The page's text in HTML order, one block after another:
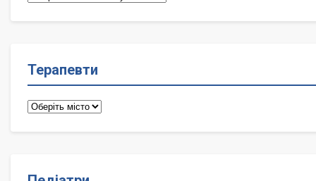
Терапевти
Терапевти